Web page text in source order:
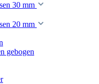
30 mm
20 mm
gebogen